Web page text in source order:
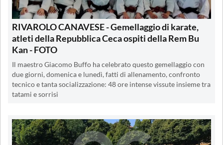
RIVAROLO CANAVESE - Gemellaggio di karate,
atleti della Repubblica Ceca ospiti della Rem Bu
Kan - FOTO
Il maestro Giacomo Buffo ha celebrato questo gemellaggio con
due giorni, domenica e lunedì, fatti di allenamento, confronto
tecnico e tanta socializzazione: 48 ore intense vissute insieme tra
tatami e sorrisi